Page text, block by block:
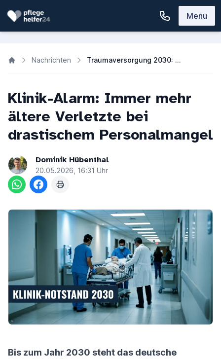
Menu
Nachrichten Traumaversorgung 2030: Mehr ältere Verletzte, weniger Pflege- und Fachkräfte
Klinik-Alarm: Immer mehr
ältere Verletzte bei
drastischem Personalmangel
Dominik Hübenthal
20.05.2026, 16:31 Uhr
Bis zum Jahr 2030 steht das deutsche